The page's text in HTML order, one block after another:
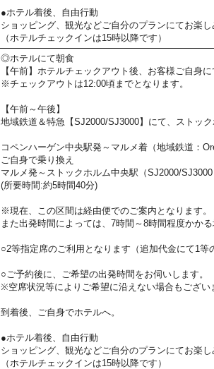
●ホテル着後、自由行動
ショッピング、観光などご自分のプランにてお楽
（ホテルチェックインは15時以降です）
◎ホテルにて朝食
【午前】ホテルチェックアウト後、お客様ご自身
※チェックアウトは12:00頃までとなります。
【午前～午後】
地域鉄道＆特急【SJ2000/SJ3000】にて、ストッ
コペンハーゲン中央駅発～マルメ着（地域鉄道：
ご自身で乗り換え
マルメ発～ストックホルム中央駅（SJ2000/SJ3000
(所要時間:約5時間40分)
※現在、この区間は経由便でのご案内となります。
また出発時間によっては、7時間～8時間程度かかる
○2等指定席のご利用となります（追加代金にて1等
○ご予約後に、ご希望の出発時間をお伺いします。
※空席状況等によりご希望に沿えない場合もござい
到着後、ご自身でホテルへ。
●ホテル着後、自由行動
ショッピング、観光などご自分のプランにてお楽
（ホテルチェックインは15時以降です）